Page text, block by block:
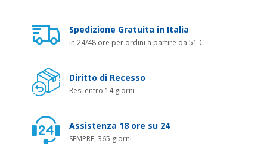
Spedizione Gratuita in Italia
in 24/48 ore per ordini a partire da 51 €
Diritto di Recesso
Resi entro 14 giorni
Assistenza 18 ore su 24
SEMPRE, 365 giorni